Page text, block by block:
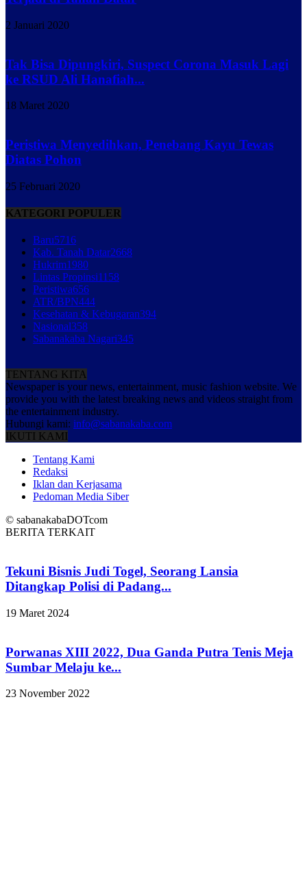
2 Januari 2020
Tak Bisa Dipungkiri, Suspect Corona Masuk Lagi
ke RSUD Ali Hanafiah...
18 Maret 2020
Peristiwa Menyedihkan, Penebang Kayu Tewas
Diatas Pohon
25 Februari 2020
KATEGORI POPULER
Baru5716
Kab. Tanah Datar2668
Hukrim1980
Lintas Propinsi1158
Peristiwa656
ATR/BPN444
Kesehatan & Kebugaran394
Nasional358
Sabanakaba Nagari345
TENTANG KITA
Newspaper is your news, entertainment, music fashion website. We
provide you with the latest breaking news and videos straight from
the entertainment industry.
Hubungi kami: info@sabanakaba.com
IKUTI KAMI
Tentang Kami
Redaksi
Iklan dan Kerjasama
Pedoman Media Siber
© sabanakabaDOTcom
BERITA TERKAIT
Tekuni Bisnis Judi Togel, Seorang Lansia
Ditangkap Polisi di Padang...
19 Maret 2024
Porwanas XIII 2022, Dua Ganda Putra Tenis Meja
Sumbar Melaju ke...
23 November 2022